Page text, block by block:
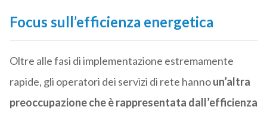
Focus sull’efficienza energetica
Oltre alle fasi di implementazione estremamente
rapide, gli operatori dei servizi di rete hannoun’altra
preoccupazione che è rappresentata dall’efficienza